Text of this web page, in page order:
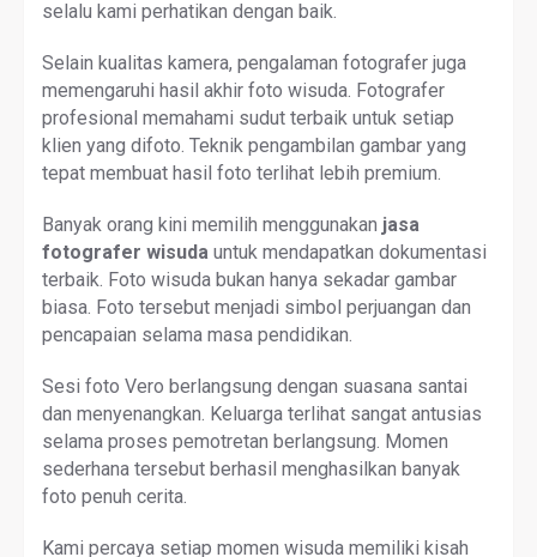
selalu kami perhatikan dengan baik.
Selain kualitas kamera, pengalaman fotografer juga
memengaruhi hasil akhir foto wisuda. Fotografer
profesional memahami sudut terbaik untuk setiap
klien yang difoto. Teknik pengambilan gambar yang
tepat membuat hasil foto terlihat lebih premium.
Banyak orang kini memilih menggunakan jasa
fotografer wisuda untuk mendapatkan dokumentasi
terbaik. Foto wisuda bukan hanya sekadar gambar
biasa. Foto tersebut menjadi simbol perjuangan dan
pencapaian selama masa pendidikan.
Sesi foto Vero berlangsung dengan suasana santai
dan menyenangkan. Keluarga terlihat sangat antusias
selama proses pemotretan berlangsung. Momen
sederhana tersebut berhasil menghasilkan banyak
foto penuh cerita.
Kami percaya setiap momen wisuda memiliki kisah